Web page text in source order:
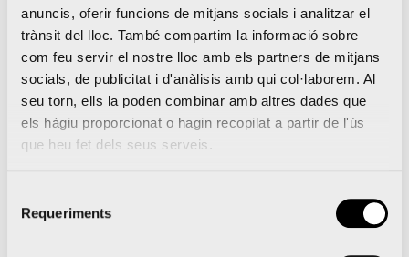
anuncis, oferir funcions de mitjans socials i analitzar el
trànsit del lloc. També compartim la informació sobre
com feu servir el nostre lloc amb els partners de mitjans
socials, de publicitat i d'anàlisis amb qui col·laborem. Al
seu torn, ells la poden combinar amb altres dades que
els hàgiu proporcionat o hagin recopilat a partir de l'ús
que heu fet dels seus serveis.
Requeriments